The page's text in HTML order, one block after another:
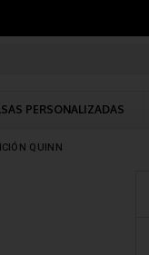
PERSONALIZADAS
QUINN